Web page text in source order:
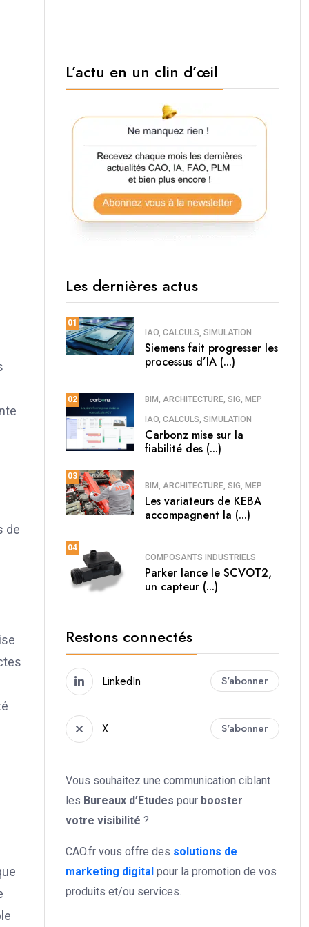
de
L’actu en un clin d’œil
Les dernières actus
01
IAO, CALCULS, SIMULATION
Siemens fait progresser les
processus d’IA (...)
02 BIM, ARCHITECTURE, SIG, MEP
IAO, CALCULS, SIMULATION
Carbonz mise sur la
fiabilité des (...)
03
BIM, ARCHITECTURE, SIG, MEP
Les variateurs de KEBA
accompagnent la (...)
04
COMPOSANTS INDUSTRIELS
Parker lance le SCVOT2,
un capteur (...)
Restons connectés
LinkedIn S'abonner
X S'abonner
Vous souhaitez une communication ciblant
les Bureaux d’Etudes pour booster
votre visibilité ?
CAO.fr vous offre des solutions de
marketing digital pour la promotion de vos
produits et/ou services.